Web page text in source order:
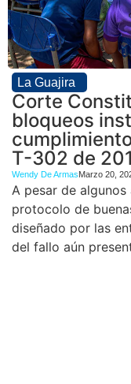
La Guajira
Corte
bloqueos
T-302 de
Wendy De ArmasMarzo 20,
A pesar de algunos
protocolo de
diseñado por las
del fallo aún